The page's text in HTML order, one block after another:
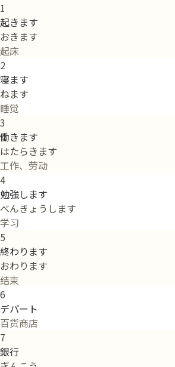
1
起きます
おきます
起床
2
寝ます
ねます
睡觉
3
働きます
はたらきます
工作、劳动
4
勉強します
べんきょうします
学习
5
終わります
おわります
结束
6
デパート
百货商店
7
銀行